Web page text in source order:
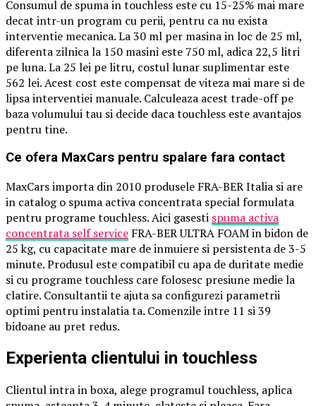
Consumul de spuma in touchless este cu 15-25% mai mare
decat intr-un program cu perii, pentru ca nu exista
interventie mecanica. La 30 ml per masina in loc de 25 ml,
diferenta zilnica la 150 masini este 750 ml, adica 22,5 litri
pe luna. La 25 lei pe litru, costul lunar suplimentar este
562 lei. Acest cost este compensat de viteza mai mare si de
lipsa interventiei manuale. Calculeaza acest trade-off pe
baza volumului tau si decide daca touchless este avantajos
pentru tine.
Ce ofera MaxCars pentru spalare fara contact
MaxCars importa din 2010 produsele FRA-BER Italia si are
in catalog o spuma activa concentrata special formulata
pentru programe touchless. Aici gasesti spuma activa
concentrata self service FRA-BER ULTRA FOAM in bidon de
25 kg, cu capacitate mare de inmuiere si persistenta de 3-5
minute. Produsul este compatibil cu apa de duritate medie
si cu programe touchless care folosesc presiune medie la
clatire. Consultantii te ajuta sa configurezi parametrii
optimi pentru instalatia ta. Comenzile intre 11 si 39
bidoane au pret redus.
Experienta clientului in touchless
Clientul intra in boxa, alege programul touchless, aplica